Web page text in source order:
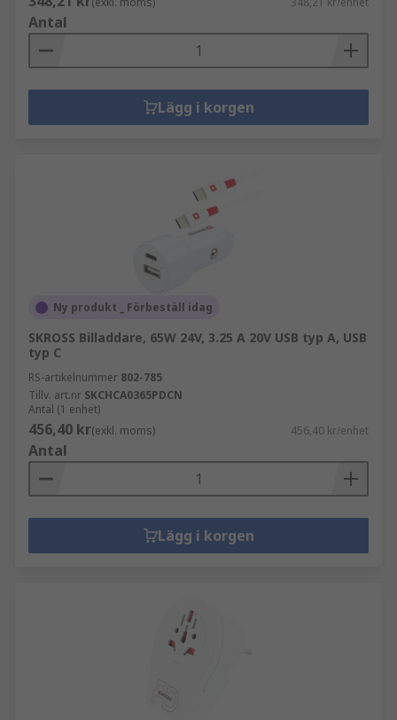
Antal
Lägg i korgen
Ny produkt _ Förbeställ idag
SKROSS Billaddare, 65W 24V, 3.25 A 20V USB typ A, USB
typ C
RS-artikelnummer 802-785
Tillv. art.nr SKCHCA0365PDCN
Antal (1 enhet)
456,40 kr(exkl. moms) 456,40 kr/enhet
Antal
Lägg i korgen